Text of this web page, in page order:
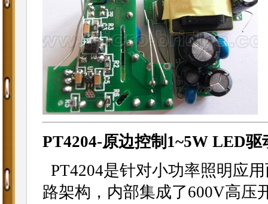
PT4204-原边控制1~5W LED驱
PT4204是针对小功率照明应
路架构，内部集成了600V高压